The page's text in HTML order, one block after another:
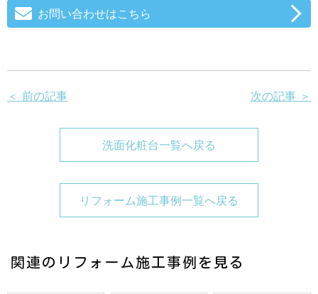
お問い合わせはこちら
＜ 前の記事 次の記事 ＞
洗面化粧台一覧へ戻る
リフォーム施工事例一覧へ戻る
関連のリフォーム施工事例を見る